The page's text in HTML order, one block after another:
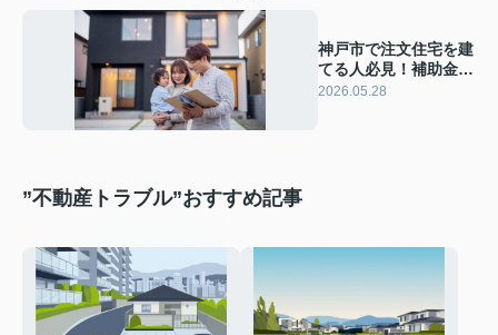
神戸市で注文住宅を建
てる人必見！補助金制
度の手続きと失敗しな
2026.05.28
”不動産トラブル”おすすめ記事